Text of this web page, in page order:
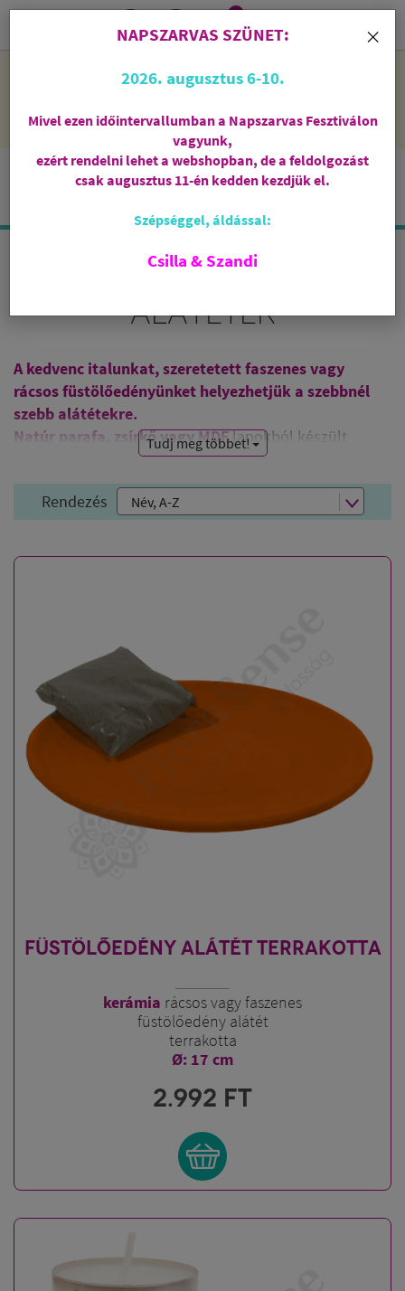
NAPSZARVAS SZÜNET: 2026. augusztus 6-10 - rendelni lehet
feldolgozni őket.
i
0
FÜSTÖLŐEDÉNY
ALÁTÉTEK
Tudj meg többet!
A kedvenc italunkat, szeretetett faszenes vagy
rácsos füstölőedényünket helyezhetjük a szebbnél
szebb alátétekre.
Natúr parafa, zsírkő vagy MDFlapokból készült
alátéteket a rájuk festett szimbólumok egyedi
megjelenéssel,pozitív energiákkalruházzák fel.
Napjainkban több nyilvánosságra hozott cikk, könyv,
előadás szól arról, hogyan tudjuk energetikailag
használhatjuk poháralátétnek szükség szerint,
füstölőedényünk alá is tehetjük, az esetleges
szennyeződések miatt, vagy melegre fokozottan
érzékeny felületek védelme érdekében.
Rendezés
FÜSTÖLŐEDÉNY ALÁTÉT TERRAKOTTA
kerámia rácsos vagy faszenes
füstölőedény alátét
terrakotta
Ø: 17 cm
2.992 FT
×
NAPSZARVAS SZÜNET:
2026. augusztus 6-10.
Mivel ezen időintervallumban a Napszarvas Fesztiválon
vagyunk,
ezért rendelni lehet a webshopban, de a feldolgozást
csak augusztus 11-én kedden kezdjük el.
Szépséggel, áldással:
Csilla & Szandi